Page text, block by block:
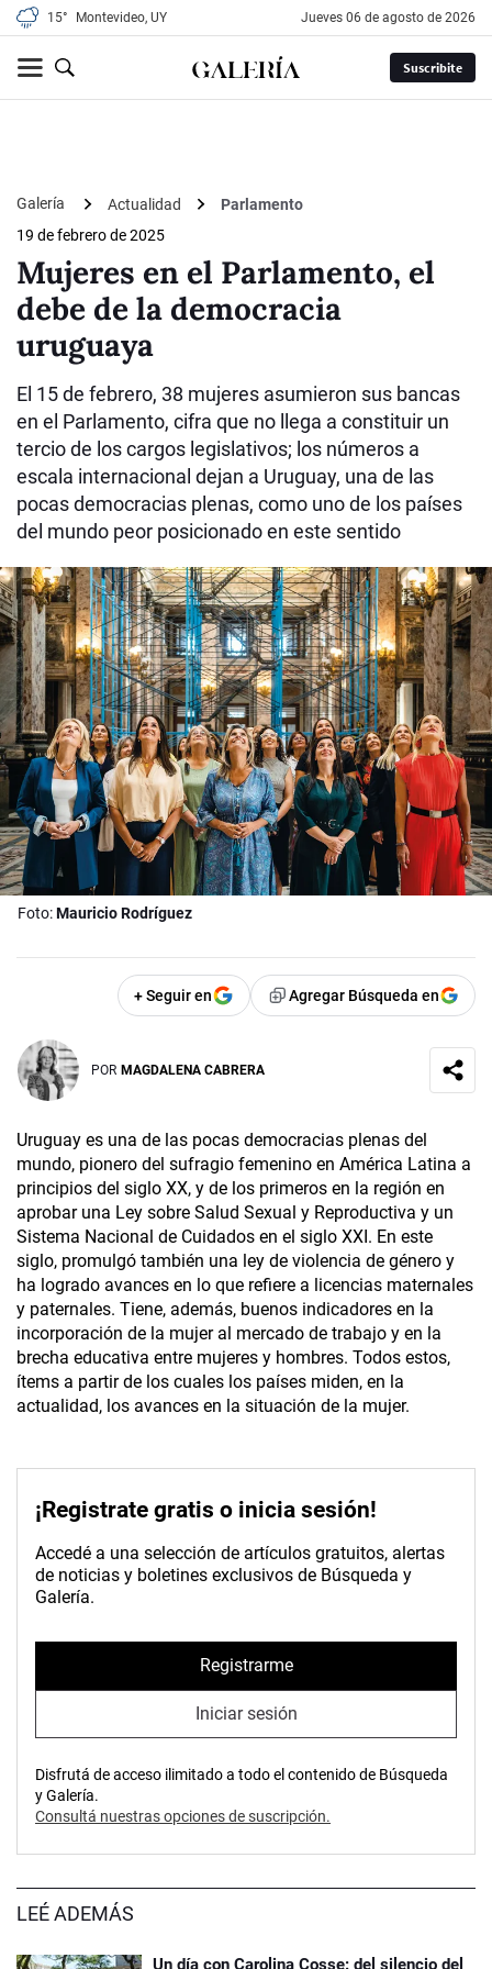
15° Montevideo, UY jueves 06 de agosto de 2026
Suscribite
Galería Actualidad
Parlamento
19 de febrero de 2025
Mujeres en el Parlamento, el
debe de la democracia
uruguaya
El 15 de febrero, 38 mujeres asumieron sus bancas
en el Parlamento, cifra que no llega a constituir un
tercio de los cargos legislativos; los números a
escala internacional dejan a Uruguay, una de las
pocas democracias plenas, como uno de los países
del mundo peor posicionado en este sentido
Foto:Mauricio Rodríguez
+ Seguir en Agregar Búsqueda en
POR MAGDALENA CABRERA
Uruguay es una de las pocas democracias plenas del
mundo, pionero del sufragio femenino en América Latina a
principios del siglo XX, y de los primeros en la región en
aprobar una Ley sobre Salud Sexual y Reproductiva y un
Sistema Nacional de Cuidados en el siglo XXI. En este
siglo, promulgó también una ley de violencia de género y
ha logrado avances en lo que refiere a licencias maternales
y paternales. Tiene, además, buenos indicadores en la
incorporación de la mujer al mercado de trabajo y en la
brecha educativa entre mujeres y hombres. Todos estos,
ítems a partir de los cuales los países miden, en la
actualidad, los avances en la situación de la mujer.
¡Registrate gratis o inicia sesión!
Accedé a una selección de artículos gratuitos, alertas
de noticias y boletines exclusivos de Búsqueda y
Galería.
Registrarme
Iniciar sesión
Disfrutá de acceso ilimitado a todo el contenido de Búsqueda
y Galería.
Consultá nuestras opciones de suscripción.
LEÉ ADEMÁS
Un día con Carolina Cosse: del silencio del